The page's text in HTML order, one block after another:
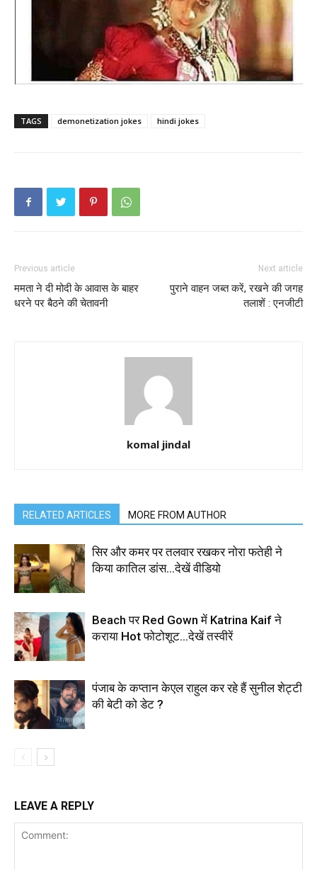
TAGS demonetization jokes hindi jokes
Previous article
ममता ने दी मोदी के आवास के बाहर
धरने पर बैठने की चेतावनी
Next article
पुराने वाहन जब्त करें, रखने की जगह
तलाशें : एनजीटी
komal jindal
RELATED ARTICLES MORE FROM AUTHOR
सिर और कमर पर तलवार रखकर नोरा फतेही ने
किया कातिल डांस…देखें वीडियो
Beach पर Red Gown में Katrina Kaif ने
कराया Hot फोटोशूट…देखें तस्वीरें
पंजाब के कप्तान केएल राहुल कर रहे हैं सुनील शेट्टी
की बेटी को डेट ?
LEAVE A REPLY